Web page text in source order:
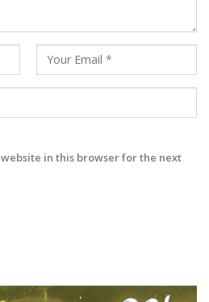
in this browser for the next